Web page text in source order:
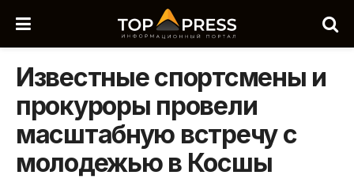
Известные спортсмены и
прокуроры провели
масштабную встречу с
молодежью в Косшы